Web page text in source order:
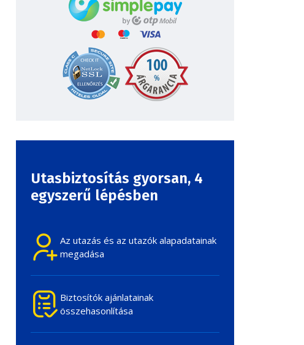
Utasbiztosítás gyorsan, 4
egyszerű lépésben
Az utazás és az utazók alapadatainak
megadása
Biztosítók ajánlatainak
összehasonlítása